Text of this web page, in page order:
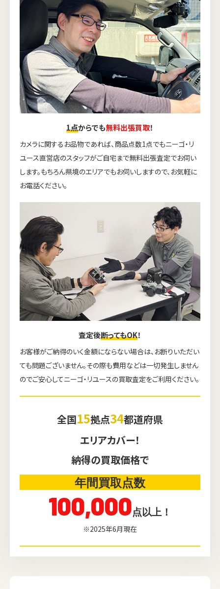
1点からでも無料出張買取！
カメラに関するお品物であれば、商品点数1点でもニーゴ・リ
ユース直営店のスタッフがご自宅まで無料出張査定でお伺い
します。もちろん県境のエリアでもお伺いしますので、お気軽に
お電話ください。
査定後断ってもOK！
お客様がご納得のいく金額にならない場合は、お断りいただい
ても問題ございません。その際も費用などは一切発生しません
のでご安心してニーゴ・リユースの買取査定をご利用ください。
全国15拠点34都道府県
エリアカバー！
納得の買取価格で
年間買取点数
100,000点以上！
※2025年6月現在